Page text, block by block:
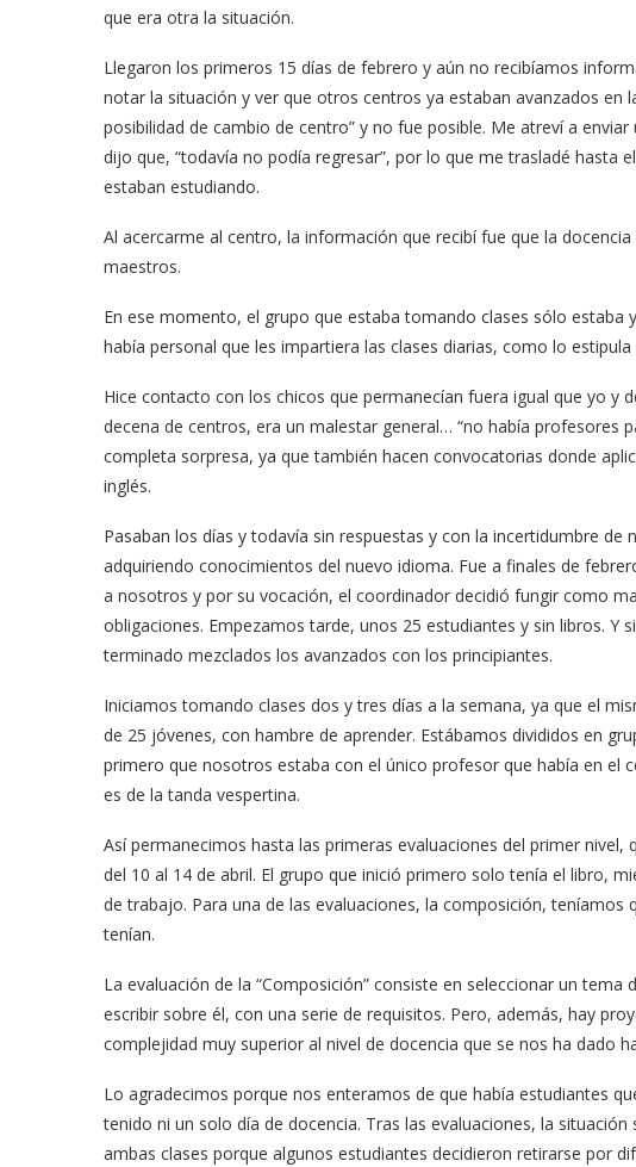
que era otra la situación.
Llegaron los primeros 15 días de febrero y aún no recibíamos
notar la situación y ver que otros centros ya estaban avanzados en
posibilidad de cambio de centro” y no fue posible. Me atreví a
dijo que, “todavía no podía regresar”, por lo que me trasladé hasta
estaban estudiando.
Al acercarme al centro, la información que recibí fue que la
maestros.
En ese momento, el grupo que estaba tomando clases sólo estaba
había personal que les impartiera las clases diarias, como lo
Hice contacto con los chicos que permanecían fuera igual que yo y
decena de centros, era un malestar general… “no había profesores
completa sorpresa, ya que también hacen convocatorias donde
inglés.
Pasaban los días y todavía sin respuestas y con la incertidumbre de
adquiriendo conocimientos del nuevo idioma. Fue a finales de
a nosotros y por su vocación, el coordinador decidió fungir como
obligaciones. Empezamos tarde, unos 25 estudiantes y sin libros. Y
terminado mezclados los avanzados con los principiantes.
Iniciamos tomando clases dos y tres días a la semana, ya que el
de 25 jóvenes, con hambre de aprender. Estábamos divididos en
primero que nosotros estaba con el único profesor que había en el
es de la tanda vespertina.
Así permanecimos hasta las primeras evaluaciones del primer
del 10 al 14 de abril. El grupo que inició primero solo tenía el libro,
de trabajo. Para una de las evaluaciones, la composición, teníamos
tenían.
La evaluación de la “Composición” consiste en seleccionar un
escribir sobre él, con una serie de requisitos. Pero, además, hay
complejidad muy superior al nivel de docencia que se nos ha dado
Lo agradecimos porque nos enteramos de que había estudiantes
tenido ni un solo día de docencia. Tras las evaluaciones, la
ambas clases porque algunos estudiantes decidieron retirarse por